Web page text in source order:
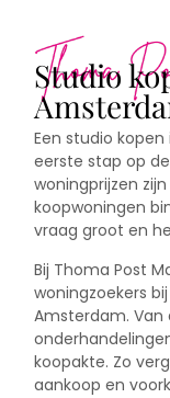
Studio
Een studio
eerste stap op
woningprijzen
koopwoningen
vraag groot en
Bij Thoma Post
woningzoekers
Amsterdam.
koopakte. Zo
aankoop en